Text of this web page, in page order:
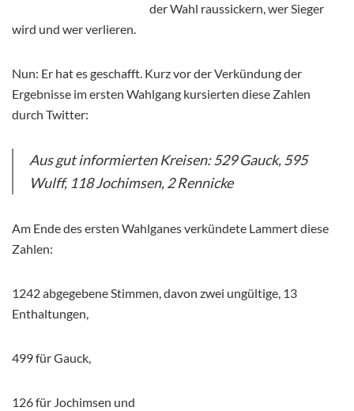
der Wahl raussickern, wer Sieger
wird und wer verlieren.
Nun: Er hat es geschafft. Kurz vor der Verkündung der
Ergebnisse im ersten Wahlgang kursierten diese Zahlen
durch Twitter:
Aus gut informierten Kreisen: 529 Gauck, 595
Wulff, 118 Jochimsen, 2 Rennicke
Am Ende des ersten Wahlganes verkündete Lammert diese
Zahlen:
1242 abgegebene Stimmen, davon zwei ungültige, 13
Enthaltungen,
499 für Gauck,
126 für Jochimsen und